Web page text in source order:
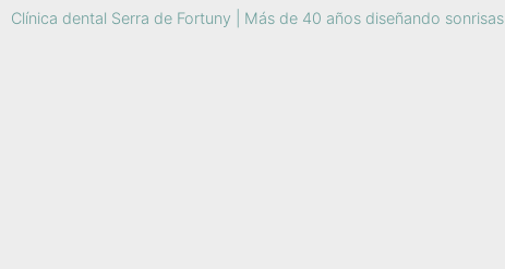
Clínica dental Serra de Fortuny | Más de 40 años diseñando sonrisas